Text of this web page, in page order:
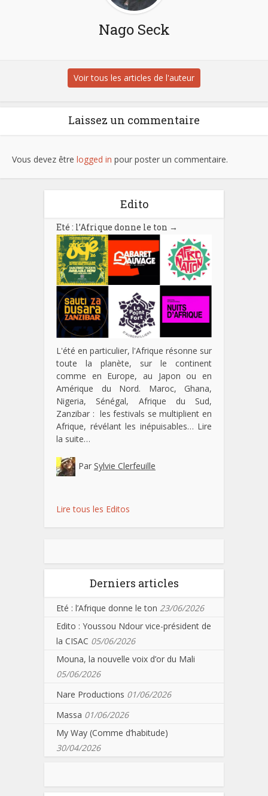
Nago Seck
Voir tous les articles de l'auteur
Laissez un commentaire
Vous devez être logged in pour poster un commentaire.
Edito
Eté : l’Afrique donne le ton →
L'été en particulier, l'Afrique résonne sur
toute la planète, sur le continent
comme en Europe, au Japon ou en
Amérique du Nord. Maroc, Ghana,
Nigeria, Sénégal, Afrique du Sud,
Zanzibar : les festivals se multiplient en
Afrique, révélant les inépuisables… Lire
la suite…
Par Sylvie Clerfeuille
Lire tous les Editos
Derniers articles
Eté : l’Afrique donne le ton 23/06/2026
Edito : Youssou Ndour vice-président de
la CISAC 05/06/2026
Mouna, la nouvelle voix d’or du Mali
05/06/2026
Nare Productions 01/06/2026
Massa 01/06/2026
My Way (Comme d’habitude)
30/04/2026